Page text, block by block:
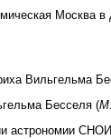
Москва
Вильгельма
Бесселя (
астрономии